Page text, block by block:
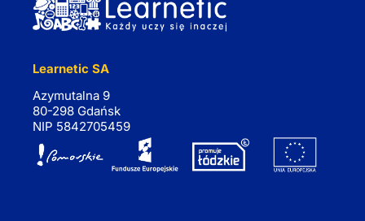
Learnetic SA
Azymutalna 9
80-298 Gdańsk
NIP 5842705459